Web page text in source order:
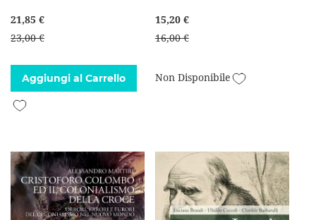
21,85 €
23,00 €
Aggiungi al Carrello
Aggiungi alla lista desideri
15,20 €
16,00 €
Non Disponibile Aggiungi alla